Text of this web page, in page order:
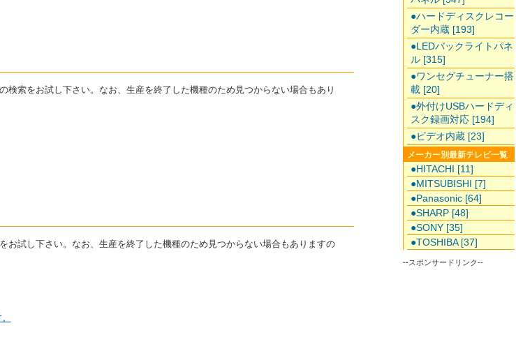
検索をお試し下さい。なお、生産を終了した機種のため見つからない場合もあり
お試し下さい。なお、生産を終了した機種のため見つからない場合もありますの
●ハードディスクレコー
ダー内蔵 [193]
●LEDバックライトパネ
ル [315]
●ワンセグチューナー搭
載 [20]
●外付けUSBハードディ
スク録画対応 [194]
●ビデオ内蔵 [23]
メーカー別最新テレビ一覧
●HITACHI [11]
●MITSUBISHI [7]
●Panasonic [64]
●SHARP [48]
●SONY [35]
●TOSHIBA [37]
--スポンサードリンク--